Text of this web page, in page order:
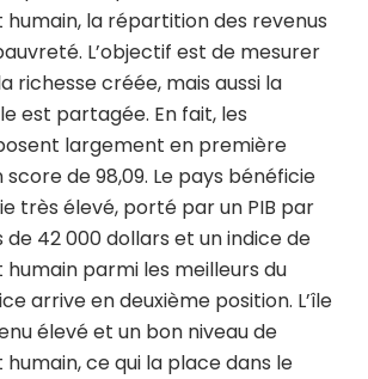
la répartition des revenus
L’objectif est de mesurer
richesse créée, mais aussi la
est partagée. En fait, les
largement en première
de 98,09. Le pays bénéficie
très élevé, porté par un PIB par
42 000 dollars et un indice de
parmi les meilleurs du
arrive en deuxième position. L’île
élevé et un bon niveau de
ce qui la place dans le